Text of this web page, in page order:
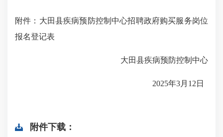
附件： 大田县疾病预防控制中心招聘政府购买服务岗位
报名登记表
大田县疾病预防控制中心
2025年3月 1 2 日
附件下载：